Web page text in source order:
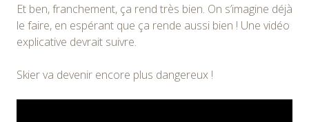
Et ben, franchement, ça rend très bien. On s’imagine déjà
le faire, en espérant que ça rende aussi bien ! Une vidéo
explicative devrait suivre.
Skier va devenir encore plus dangereux !